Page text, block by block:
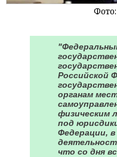
Российской
органам
физическим
под
Федерации, в
что со дня